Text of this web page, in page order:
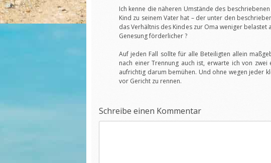
Ich kenne die näheren Umstände des
Kind zu seinem Vater hat – der unter den
das Verhältnis des Kindes zur Oma weniger
Genesung förderlicher ?
Auf jeden Fall sollte für alle Beteiligten allein
nach einer Trennung auch ist, erwarte ich von
aufrichtig darum bemühen. Und ohne wegen jeder
vor Gericht zu rennen.
Schreibe einen Kommentar